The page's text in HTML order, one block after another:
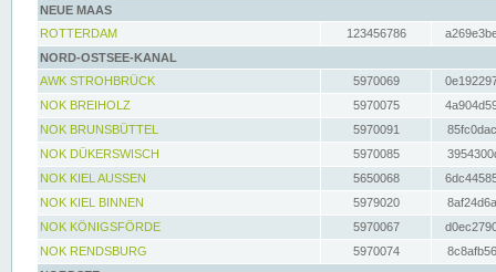
NEUE MAAS
ROTTERDAM
123456786
NORD-OSTSEE-KANAL
AWK STROHBRÜCK
5970069
NOK BREIHOLZ
5970075
NOK BRUNSBÜTTEL
5970091
NOK DÜKERSWISCH
5970085
NOK KIEL AUSSEN
5650068
NOK KIEL BINNEN
5979020
NOK KÖNIGSFÖRDE
5970067
NOK RENDSBURG
5970074